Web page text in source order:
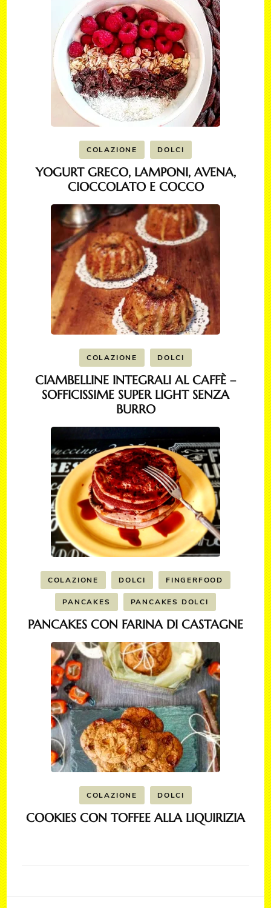
COLAZIONE DOLCI
YOGURT GRECO, LAMPONI, AVENA,
CIOCCOLATO E COCCO
COLAZIONE DOLCI
CIAMBELLINE INTEGRALI AL CAFFÈ –
SOFFICISSIME SUPER LIGHT SENZA
BURRO
COLAZIONE DOLCI FINGERFOOD
PANCAKES PANCAKES DOLCI
PANCAKES CON FARINA DI CASTAGNE
COLAZIONE DOLCI
COOKIES CON TOFFEE ALLA LIQUIRIZIA